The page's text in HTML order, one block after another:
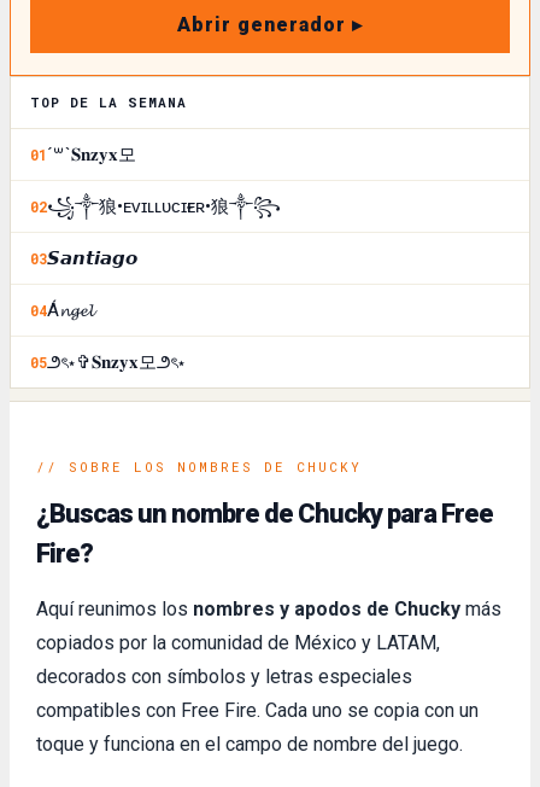
Abrir generador ▸
TOP DE LA SEMANA
01´꒳`𝐒𝐧𝐳𝐲𝐱모
02꧁༒狼•ᴇᴠɪʟㅤʟᴜᴄɪғᴇʀ•狼༒꧂
03𝙎𝙖𝙣𝙩𝙞𝙖𝙜𝙤
04Á𝓷𝓰𝓮𝓵
05౨ৎ⋆✞𝐒𝐧𝐳𝐲𝐱모౨ৎ⋆
// SOBRE LOS NOMBRES DE CHUCKY
¿Buscas un nombre de Chucky para Free
Fire?
Aquí reunimos los nombres y apodos de Chucky más
copiados por la comunidad de México y LATAM,
decorados con símbolos y letras especiales
compatibles con Free Fire. Cada uno se copia con un
toque y funciona en el campo de nombre del juego.